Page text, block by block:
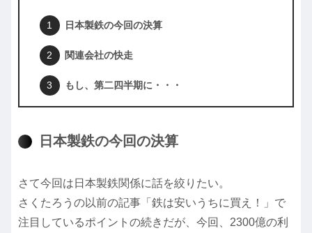
日本製鉄の今回の決算
関連会社の快走
もし、第二四半期に・・・
日本製鉄の今回の決算
さて今回は日本製鉄関係に話を絞りたい。
さくたろうの以前の記事「鉄は安いうちに買え！」で
注目しているポイントの続きだが、今回、2300億の利